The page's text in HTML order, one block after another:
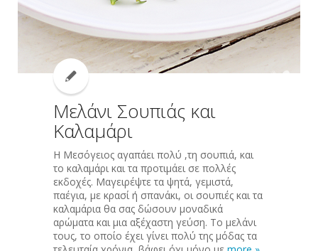
Μελάνι ‪Σουπιάς και
‪Kαλαμάρι
Η Μεσόγειος αγαπάει πολύ ,τη σουπιά, και
το καλαμάρι και τα προτιμάει σε πολλές
εκδοχές. Μαγειρέψτε τα ψητά, γεμιστά,
‪‎παέγια, με κρασί ή σπανάκι, οι ‪σουπιές και τα
καλαμάρια θα σας δώσουν μοναδικά
αρώματα και μια αξέχαστη γεύση. Το μελάνι
τους, το οποίο έχει γίνει πολύ της μόδας τα